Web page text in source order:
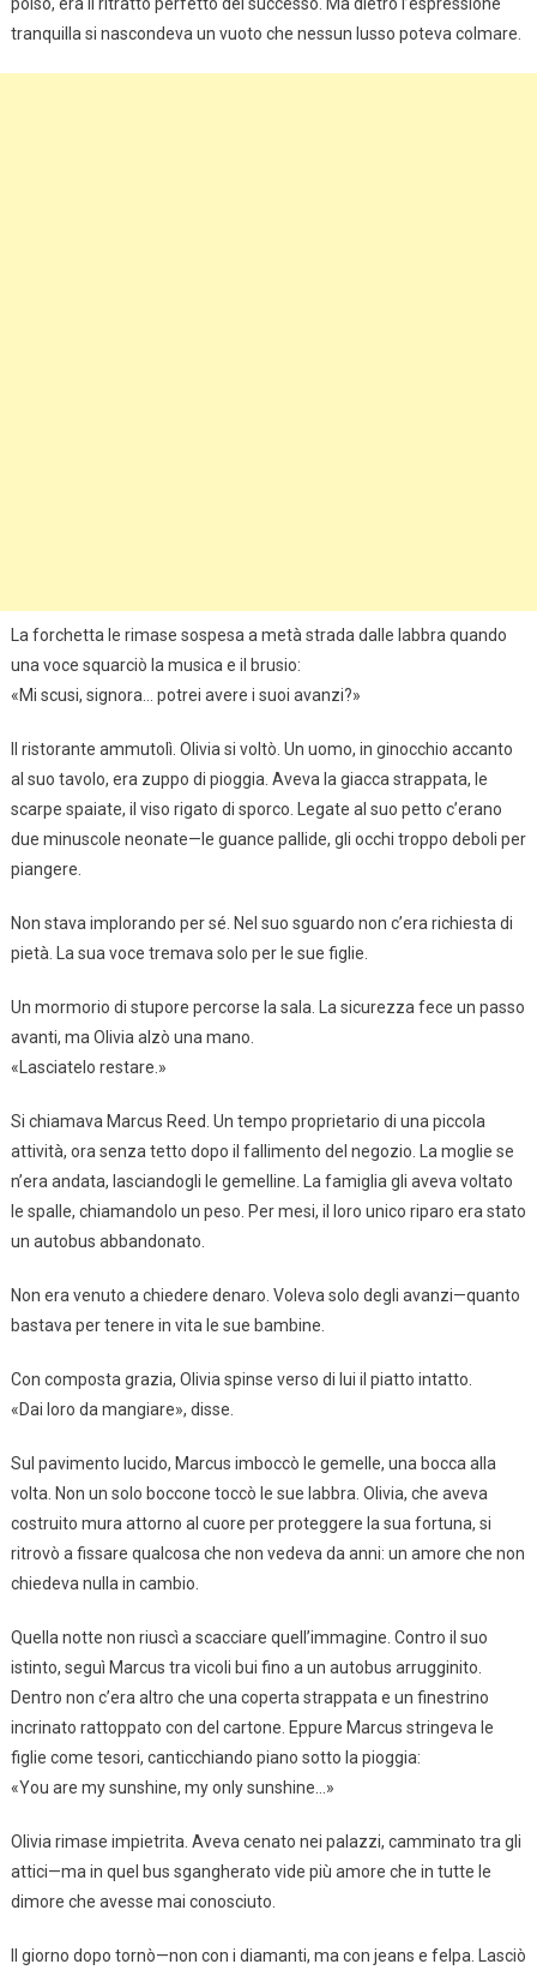
tranquilla si nascondeva un vuoto che nessun lusso poteva colmare.
La forchetta le rimase sospesa a metà strada dalle labbra quando
una voce squarciò la musica e il brusio:
«Mi scusi, signora… potrei avere i suoi avanzi?»
Il ristorante ammutolì. Olivia si voltò. Un uomo, in ginocchio accanto
al suo tavolo, era zuppo di pioggia. Aveva la giacca strappata, le
scarpe spaiate, il viso rigato di sporco. Legate al suo petto c’erano
due minuscole neonate—le guance pallide, gli occhi troppo deboli per
piangere.
Non stava implorando per sé. Nel suo sguardo non c’era richiesta di
pietà. La sua voce tremava solo per le sue figlie.
Un mormorio di stupore percorse la sala. La sicurezza fece un passo
avanti, ma Olivia alzò una mano.
«Lasciatelo restare.»
Si chiamava Marcus Reed. Un tempo proprietario di una piccola
attività, ora senza tetto dopo il fallimento del negozio. La moglie se
n’era andata, lasciandogli le gemelline. La famiglia gli aveva voltato
le spalle, chiamandolo un peso. Per mesi, il loro unico riparo era stato
un autobus abbandonato.
Non era venuto a chiedere denaro. Voleva solo degli avanzi—quanto
bastava per tenere in vita le sue bambine.
Con composta grazia, Olivia spinse verso di lui il piatto intatto.
«Dai loro da mangiare», disse.
Sul pavimento lucido, Marcus imboccò le gemelle, una bocca alla
volta. Non un solo boccone toccò le sue labbra. Olivia, che aveva
costruito mura attorno al cuore per proteggere la sua fortuna, si
ritrovò a fissare qualcosa che non vedeva da anni: un amore che non
chiedeva nulla in cambio.
Quella notte non riuscì a scacciare quell’immagine. Contro il suo
istinto, seguì Marcus tra vicoli bui fino a un autobus arrugginito.
Dentro non c’era altro che una coperta strappata e un finestrino
incrinato rattoppato con del cartone. Eppure Marcus stringeva le
figlie come tesori, canticchiando piano sotto la pioggia:
«You are my sunshine, my only sunshine…»
Olivia rimase impietrita. Aveva cenato nei palazzi, camminato tra gli
attici—ma in quel bus sgangherato vide più amore che in tutte le
dimore che avesse mai conosciuto.
Il giorno dopo tornò—non con i diamanti, ma con jeans e felpa. Lasciò